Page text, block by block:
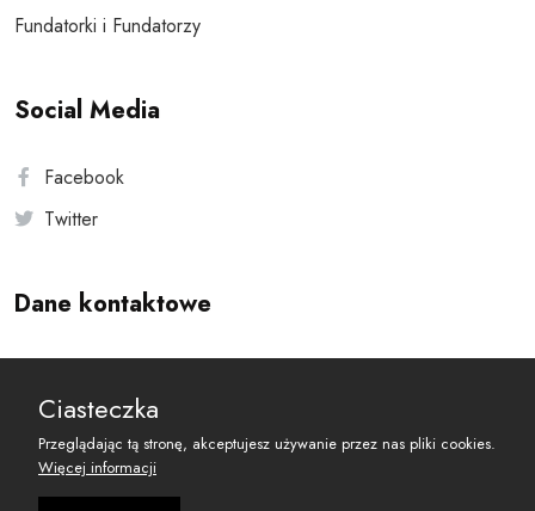
Fundatorki i Fundatorzy
Social Media
Facebook
Twitter
Dane kontaktowe
reset@resetobywatelski.pl
Ciasteczka
Przeglądając tą stronę, akceptujesz używanie przez nas pliki cookies.
Więcej informacji